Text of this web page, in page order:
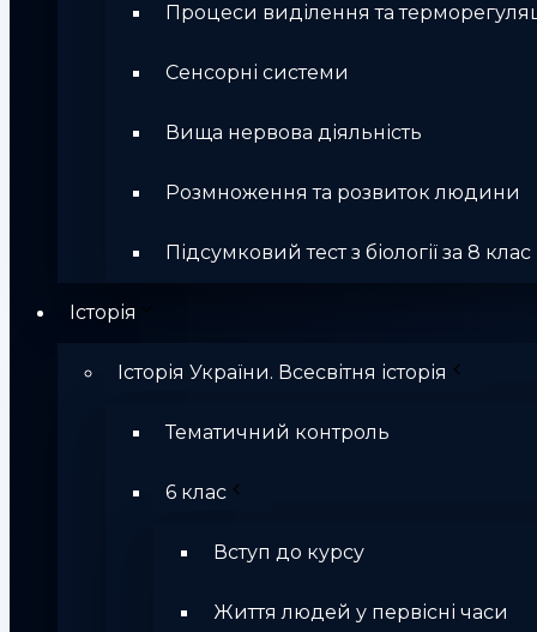
Процеси виділення та
Сенсорні системи
Вища нервова діяльність
Розмноження та розвиток людини
Підсумковий тест з біології за 8 клас
Історія
Історія України. Всесвітня історія
Тематичний контроль
6 клас
Вступ до курсу
Життя людей у первісні часи